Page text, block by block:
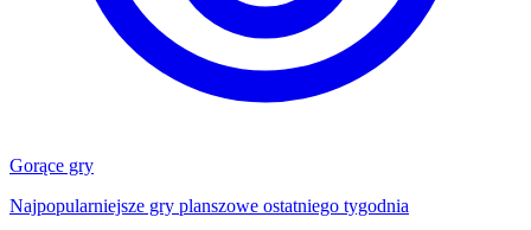
Gorące gry
Najpopularniejsze gry planszowe ostatniego tygodnia